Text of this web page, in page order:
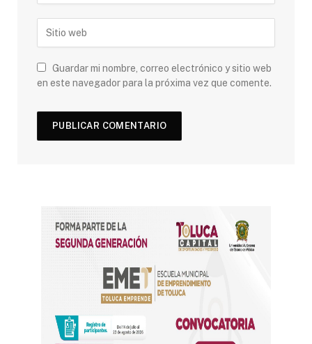
Guardar mi nombre, correo electrónico y sitio web
en este navegador para la próxima vez que comente.